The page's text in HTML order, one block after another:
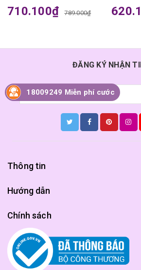
710.100₫ 789.000₫
ĐĂNG KÝ NHẬN
Thông tin
Hướng dẫn
Chính sách
18009249 Miễn phí cước